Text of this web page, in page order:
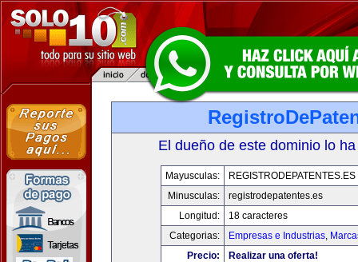
El dueño de este dominio lo
Mayusculas:
REGISTRODEPATENTES.ES
Minusculas:
registrodepatentes.es
Longitud:
18 caracteres
Categorias:
Empresas e Industrias,
Precio:
Realizar una oferta!